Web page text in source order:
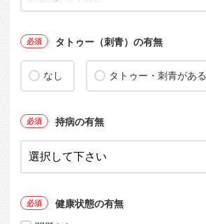
タトゥー（刺青）の有無
なし タトゥー・刺青がある
持病の有無
健康状態の有無